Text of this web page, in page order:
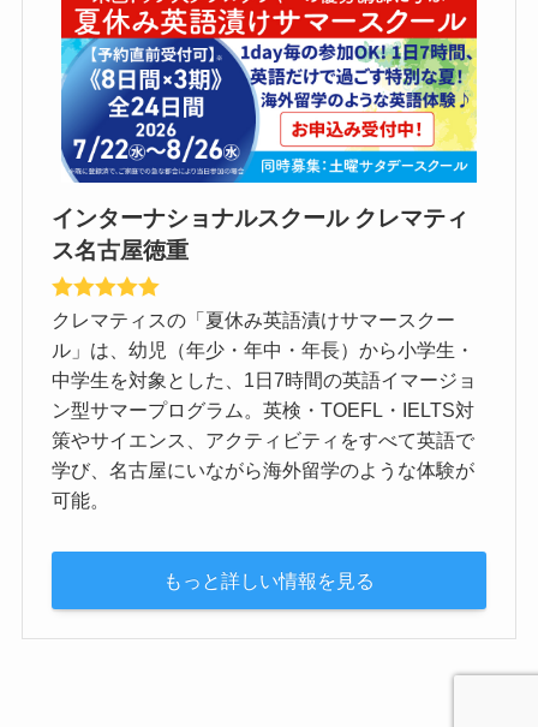
インターナショナルスクール クレマティ
ス名古屋徳重
クレマティスの「夏休み英語漬けサマースクー
ル」は、幼児（年少・年中・年長）から小学生・
中学生を対象とした、1日7時間の英語イマージョ
ン型サマープログラム。英検・TOEFL・IELTS対
策やサイエンス、アクティビティをすべて英語で
学び、名古屋にいながら海外留学のような体験が
可能。
もっと詳しい情報を見る